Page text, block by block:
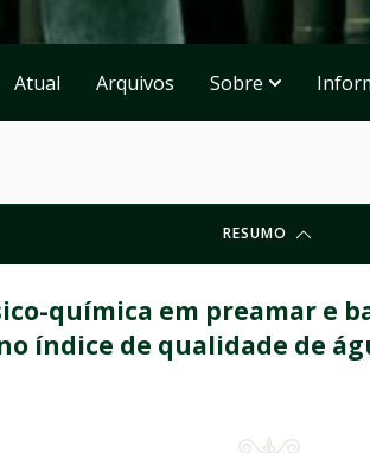
Atual Arquivos Sobre
RESUMO
química em preamar e
índice de qualidade de